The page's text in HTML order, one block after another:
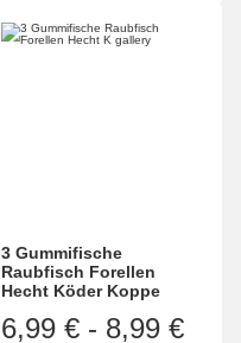
3 Gummifische
Raubfisch Forellen
Hecht Köder Koppe
6,99 € - 8,99 €